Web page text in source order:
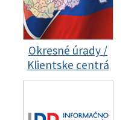
Okresné úrady /
Klientske centrá